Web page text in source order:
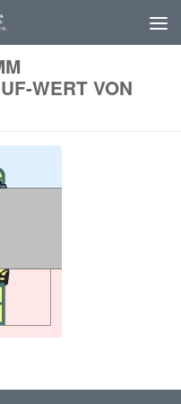
WERT VON